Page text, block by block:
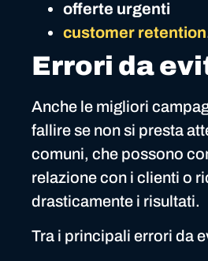
offerte urgenti
customer retention
Errori da
Anche le migliori
fallire se non si presta
comuni, che possono
relazione con i clienti o
drasticamente i risultati.
Tra i principali errori da